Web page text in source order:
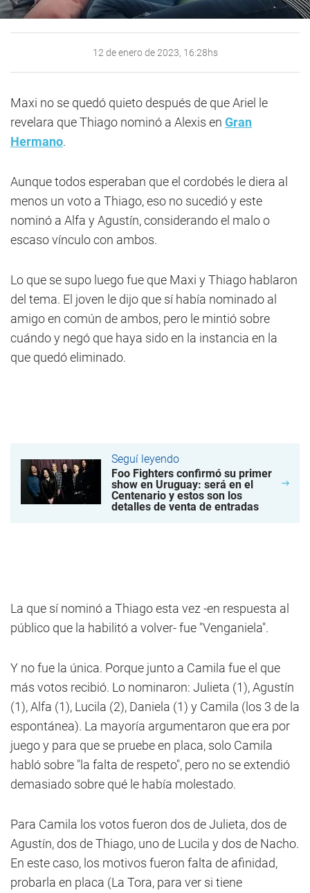
12 de enero de 2023, 16:28hs
Maxi no se quedó quieto después de que Ariel le
revelara que Thiago nominó a Alexis en Gran
Hermano.
Aunque todos esperaban que el cordobés le diera al
menos un voto a Thiago, eso no sucedió y este
nominó a Alfa y Agustín, considerando el malo o
escaso vínculo con ambos.
Lo que se supo luego fue que Maxi y Thiago hablaron
del tema. El joven le dijo que sí había nominado al
amigo en común de ambos, pero le mintió sobre
cuándo y negó que haya sido en la instancia en la
que quedó eliminado.
Seguí leyendo
Foo Fighters confirmó su primer
show en Uruguay: será en el
Centenario y estos son los
detalles de venta de entradas
La que sí nominó a Thiago esta vez -en respuesta al
público que la habilitó a volver- fue "Venganiela".
Y no fue la única. Porque junto a Camila fue el que
más votos recibió. Lo nominaron: Julieta (1), Agustín
(1), Alfa (1), Lucila (2), Daniela (1) y Camila (los 3 de la
espontánea). La mayoría argumentaron que era por
juego y para que se pruebe en placa, solo Camila
habló sobre "la falta de respeto", pero no se extendió
demasiado sobre qué le había molestado.
Para Camila los votos fueron dos de Julieta, dos de
Agustín, dos de Thiago, uno de Lucila y dos de Nacho.
En este caso, los motivos fueron falta de afinidad,
probarla en placa (La Tora, para ver si tiene